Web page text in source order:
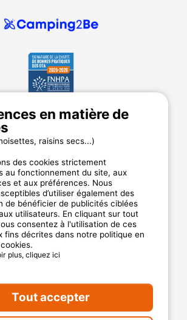
Annuaire des campings
CGU du site
Plan de site
Cookies
Charte de confidentialité
La garantie MyCamping.com
en matière de
raisins secs...)
des cookies strictement
au fonctionnement du site, aux
et aux préférences. Nous
d’utiliser également des
de bénéficier de publicités ciblées
utilisateurs. En cliquant sur tout
consentez à l'utilisation de ces
fins décrites dans notre politique en
plus, cliquez ici
Tout accepter